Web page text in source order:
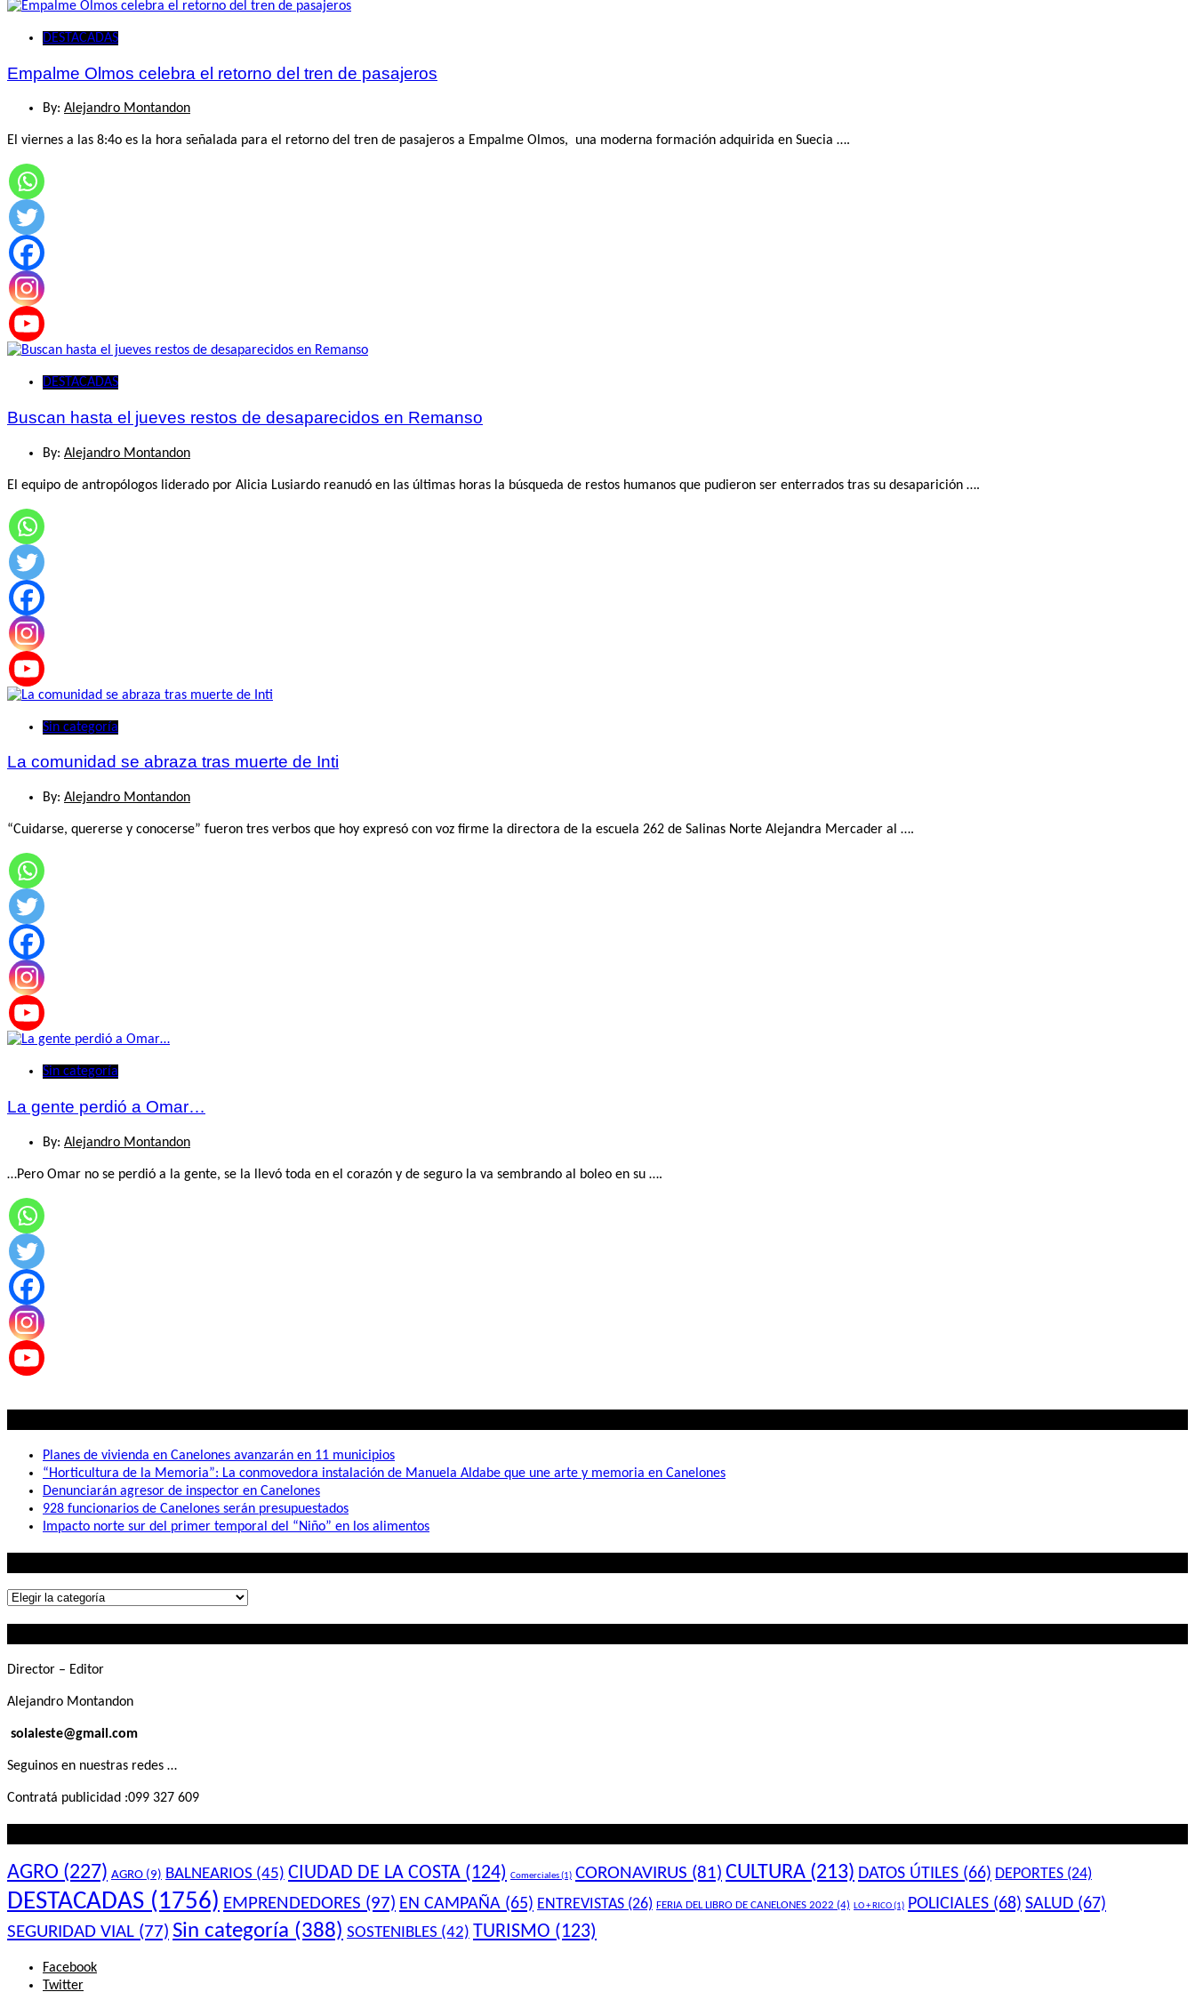
DESTACADAS
Empalme Olmos celebra el retorno del tren de pasajeros
By: Alejandro Montandon
El viernes a las 8:4o es la hora señalada para el retorno del tren de pasajeros a Empalme Olmos, una moderna formación adquirida en Suecia ….
DESTACADAS
Buscan hasta el jueves restos de desaparecidos en Remanso
By: Alejandro Montandon
El equipo de antropólogos liderado por Alicia Lusiardo reanudó en las últimas horas la búsqueda de restos humanos que pudieron ser enterrados tras su desaparición ….
Sin categoría
La comunidad se abraza tras muerte de Inti
By: Alejandro Montandon
“Cuidarse, quererse y conocerse” fueron tres verbos que hoy expresó con voz firme la directora de la escuela 262 de Salinas Norte Alejandra Mercader al ….
Sin categoría
La gente perdió a Omar…
By: Alejandro Montandon
…Pero Omar no se perdió a la gente, se la llevó toda en el corazón y de seguro la va sembrando al boleo en su ….
Planes de vivienda en Canelones avanzarán en 11 municipios
“Horticultura de la Memoria”: La conmovedora instalación de Manuela Aldabe que une arte y memoria en Canelones
Denunciarán agresor de inspector en Canelones
928 funcionarios de Canelones serán presupuestados
Impacto norte sur del primer temporal del “Niño” en los alimentos
Lo
Director – Editor
Alejandro Montandon
solaleste@gmail.com
Seguinos en nuestras redes …
Contratá publicidad :099 327 609
AGRO (227) AGRO (9) BALNEARIOS (45) CIUDAD DE LA COSTA (124) Comerciales(1) CORONAVIRUS (81) CULTURA (213) DATOS ÚTILES (66) DEPORTES (24)
DESTACADAS (1756) EMPRENDEDORES (97) EN CAMPAÑA (65) ENTREVISTAS (26) FERIA DEL LIBRO DE CANELONES 2022 (4) LO + RICO(1) POLICIALES (68) SALUD (67)
SEGURIDAD VIAL (77) Sin categoría (388) SOSTENIBLES (42) TURISMO (123)
Facebook
Twitter